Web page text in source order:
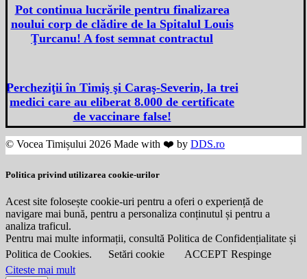
Pot continua lucrările pentru finalizarea
noului corp de clădire de la Spitalul Louis
Ţurcanu! A fost semnat contractul
Percheziţii în Timiş şi Caraş-Severin, la trei
medici care au eliberat 8.000 de certificate
de vaccinare false!
© Vocea Timișului 2026 Made with ❤️ by DDS.ro
Politica privind utilizarea cookie-urilor
Acest site folosește cookie-uri pentru a oferi o experiență de
navigare mai bună, pentru a personaliza conținutul și pentru a
analiza traficul.
Pentru mai multe informații, consultă Politica de Confidențialitate și
Politica de Cookies.
Setări cookie ACCEPT Respinge
Citeste mai mult